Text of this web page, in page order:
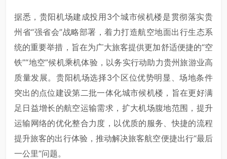
据悉，贵阳机场建成投用3个城市候机楼是贯彻落实贵
州省“强省会”战略部署，着力打造航空地面出行生态系
统的重要举措，旨在为广大旅客提供更加舒适便捷的“空
铁”“地空”候机乘机体验，以务实行动助力贵州旅游业高
质量发展。贵阳机场选择3个区位优势明显、场地条件
突出的点位建设第二批一体化城市候机楼，旨在更好满
足日益增长的航空运输需求，扩大机场腹地范围，提升
运输网络的优化整合力度，以优质的服务、快捷的流程
提升旅客的出行体验，推动解决旅客航空便捷出行“最后
一公里”问题。